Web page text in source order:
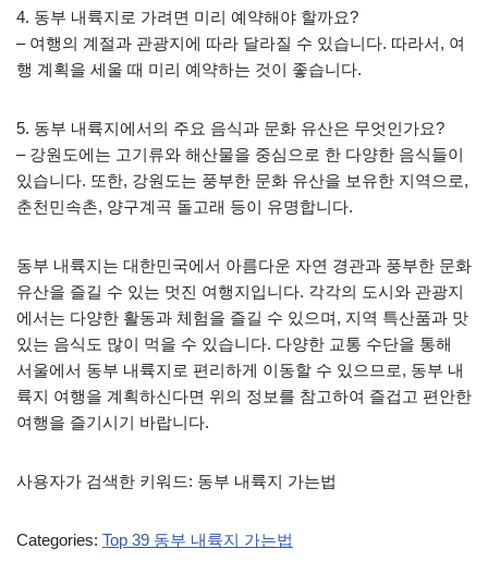
4. 동부 내륙지로 가려면 미리 예약해야 할까요?
– 여행의 계절과 관광지에 따라 달라질 수 있습니다. 따라서, 여
행 계획을 세울 때 미리 예약하는 것이 좋습니다.
5. 동부 내륙지에서의 주요 음식과 문화 유산은 무엇인가요?
– 강원도에는 고기류와 해산물을 중심으로 한 다양한 음식들이
있습니다. 또한, 강원도는 풍부한 문화 유산을 보유한 지역으로,
춘천민속촌, 양구계곡 돌고래 등이 유명합니다.
동부 내륙지는 대한민국에서 아름다운 자연 경관과 풍부한 문화
유산을 즐길 수 있는 멋진 여행지입니다. 각각의 도시와 관광지
에서는 다양한 활동과 체험을 즐길 수 있으며, 지역 특산품과 맛
있는 음식도 많이 먹을 수 있습니다. 다양한 교통 수단을 통해
서울에서 동부 내륙지로 편리하게 이동할 수 있으므로, 동부 내
륙지 여행을 계획하신다면 위의 정보를 참고하여 즐겁고 편안한
여행을 즐기시기 바랍니다.
사용자가 검색한 키워드: 동부 내륙지 가는법
Categories: Top 39 동부 내륙지 가는법